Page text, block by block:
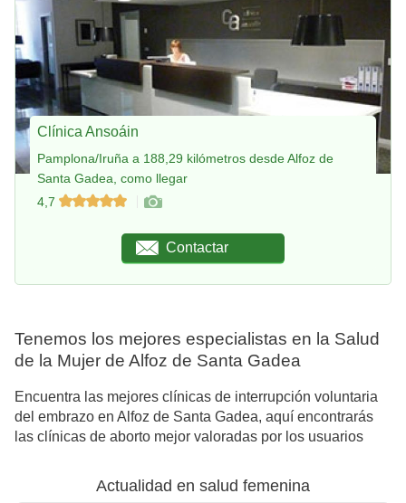
Clínica Ansoáin
Pamplona/Iruña a 188,29 kilómetros desde Alfoz de
Santa Gadea, como llegar
4,7
Contactar
Tenemos los mejores especialistas en la Salud
de la Mujer de Alfoz de Santa Gadea
Encuentra las mejores clínicas de interrupción voluntaria
del embrazo en Alfoz de Santa Gadea, aquí encontrarás
las clínicas de aborto mejor valoradas por los usuarios
Actualidad en salud femenina